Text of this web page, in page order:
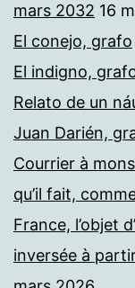
mars 2032 16
El conejo, grafo
El indigno,
Relato de un
Juan Darién,
Courrier à
qu’il fait,
France, l’objet
inversée à